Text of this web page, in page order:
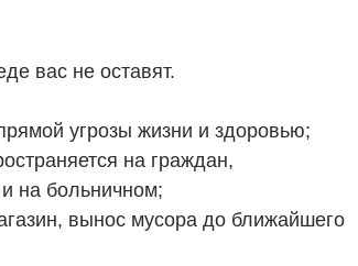
вас не оставят.
угрозы жизни и здоровью;
на граждан,
на больничном;
вынос мусора до ближайшего